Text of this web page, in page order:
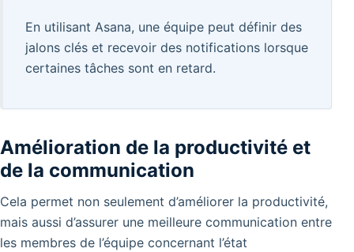
En utilisant Asana, une équipe peut définir des
jalons clés et recevoir des notifications lorsque
certaines tâches sont en retard.
Amélioration de la productivité et
de la communication
Cela permet non seulement d’améliorer la productivité,
mais aussi d’assurer une meilleure communication entre
les membres de l’équipe concernant l’état